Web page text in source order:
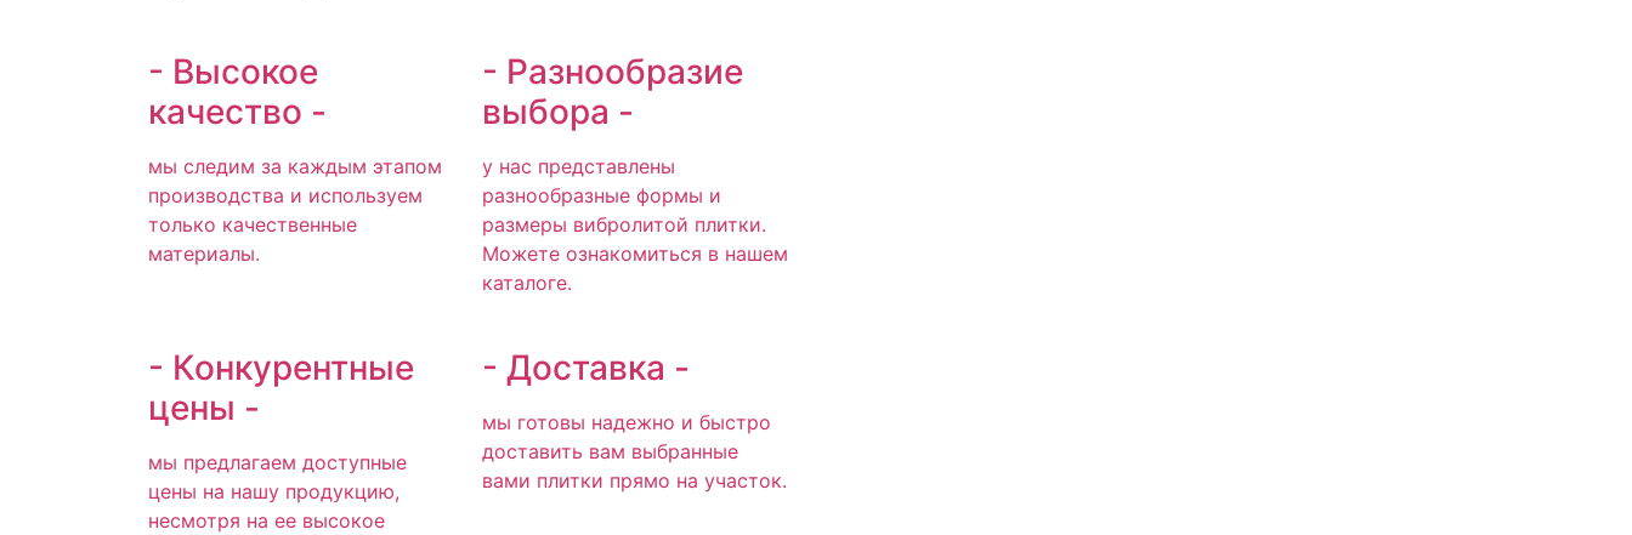
- Высокое
качество -
мы следим за каждым этапом
производства и используем
только качественные
материалы.
- Разнообразие
выбора -
у нас представлены
разнообразные формы и
размеры вибролитой плитки.
Можете ознакомиться в нашем
каталоге.
- Конкурентные
цены -
мы предлагаем доступные
цены на нашу продукцию,
несмотря на ее высокое
- Доставка -
мы готовы надежно и быстро
доставить вам выбранные
вами плитки прямо на участок.